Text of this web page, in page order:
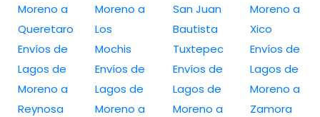
Moreno a
Queretaro
Envíos de
Lagos de
Moreno a
Reynosa
Moreno a
Los
Mochis
Envíos de
Lagos de
Moreno a
San Juan
Bautista
Tuxtepec
Envíos de
Lagos de
Moreno a
Moreno a
Xico
Envíos de
Lagos de
Moreno a
Zamora